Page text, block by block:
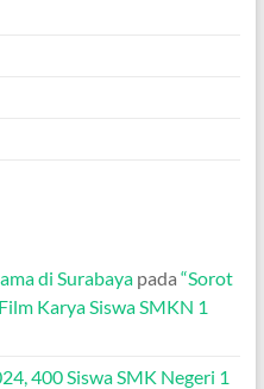
di Surabayapada “Sorot
Karya Siswa SMKN 1
400 Siswa SMK Negeri 1